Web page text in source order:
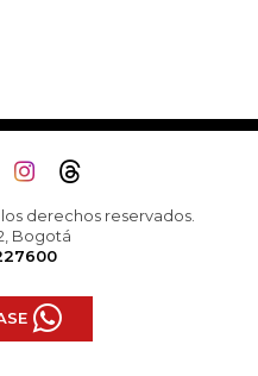
derechos reservados.
Bogotá